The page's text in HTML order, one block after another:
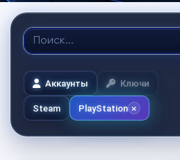
Аккаунты Ключи
Steam PlayStation